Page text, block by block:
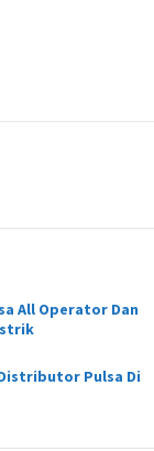
All Operator Dan
Pulsa Di